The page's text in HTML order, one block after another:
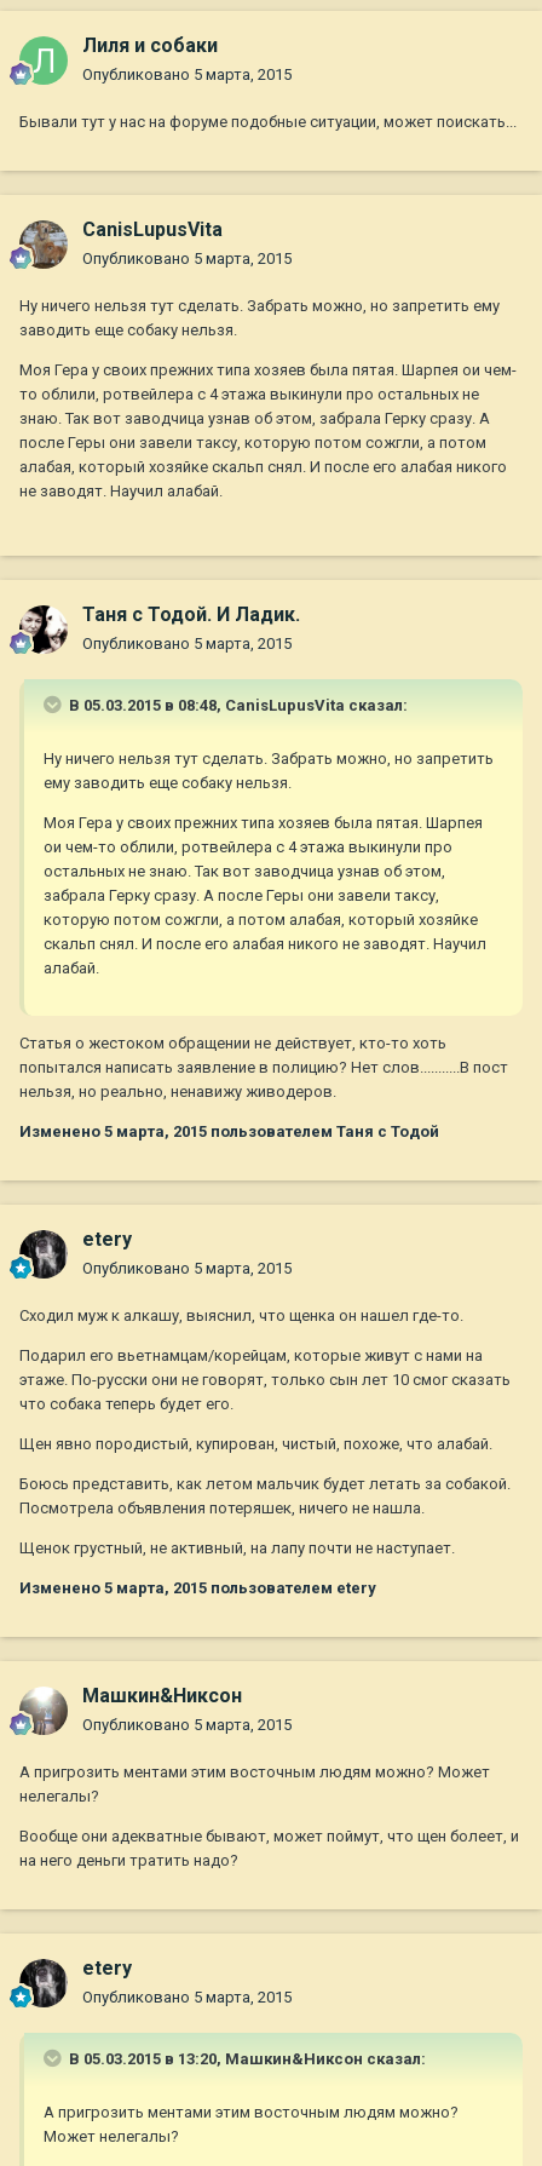
Лиля и собаки
Опубликовано 5 марта, 2015
Бывали тут у нас на форуме подобные ситуации, может поискать...
CanisLupusVita
Опубликовано 5 марта, 2015
Ну ничего нельзя тут сделать. Забрать можно, но запретить ему
заводить еще собаку нельзя.
Моя Гера у своих прежних типа хозяев была пятая. Шарпея ои чем-
то облили, ротвейлера с 4 этажа выкинули про остальных не
знаю. Так вот заводчица узнав об этом, забрала Герку сразу. А
после Геры они завели таксу, которую потом сожгли, а потом
алабая, который хозяйке скальп снял. И после его алабая никого
не заводят. Научил алабай.
Таня с Тодой. И Ладик.
Опубликовано 5 марта, 2015
В 05.03.2015 в 08:48, CanisLupusVita сказал:
Ну ничего нельзя тут сделать. Забрать можно, но запретить
ему заводить еще собаку нельзя.
Моя Гера у своих прежних типа хозяев была пятая. Шарпея
ои чем-то облили, ротвейлера с 4 этажа выкинули про
остальных не знаю. Так вот заводчица узнав об этом,
забрала Герку сразу. А после Геры они завели таксу,
которую потом сожгли, а потом алабая, который хозяйке
скальп снял. И после его алабая никого не заводят. Научил
алабай.
Статья о жестоком обращении не действует, кто-то хоть
попытался написать заявление в полицию? Нет слов...........В пост
нельзя, но реально, ненавижу живодеров.
Изменено 5 марта, 2015 пользователем Таня с Тодой
etery
Опубликовано 5 марта, 2015
Сходил муж к алкашу, выяснил, что щенка он нашел где-то.
Подарил его вьетнамцам/корейцам, которые живут с нами на
этаже. По-русски они не говорят, только сын лет 10 смог сказать
что собака теперь будет его.
Щен явно породистый, купирован, чистый, похоже, что алабай.
Боюсь представить, как летом мальчик будет летать за собакой.
Посмотрела объявления потеряшек, ничего не нашла.
Щенок грустный, не активный, на лапу почти не наступает.
Изменено 5 марта, 2015 пользователем etery
Машкин&Никсон
Опубликовано 5 марта, 2015
А пригрозить ментами этим восточным людям можно? Может
нелегалы?
Вообще они адекватные бывают, может поймут, что щен болеет, и
на него деньги тратить надо?
etery
Опубликовано 5 марта, 2015
В 05.03.2015 в 13:20, Машкин&Никсон сказал:
А пригрозить ментами этим восточным людям можно?
Может нелегалы?